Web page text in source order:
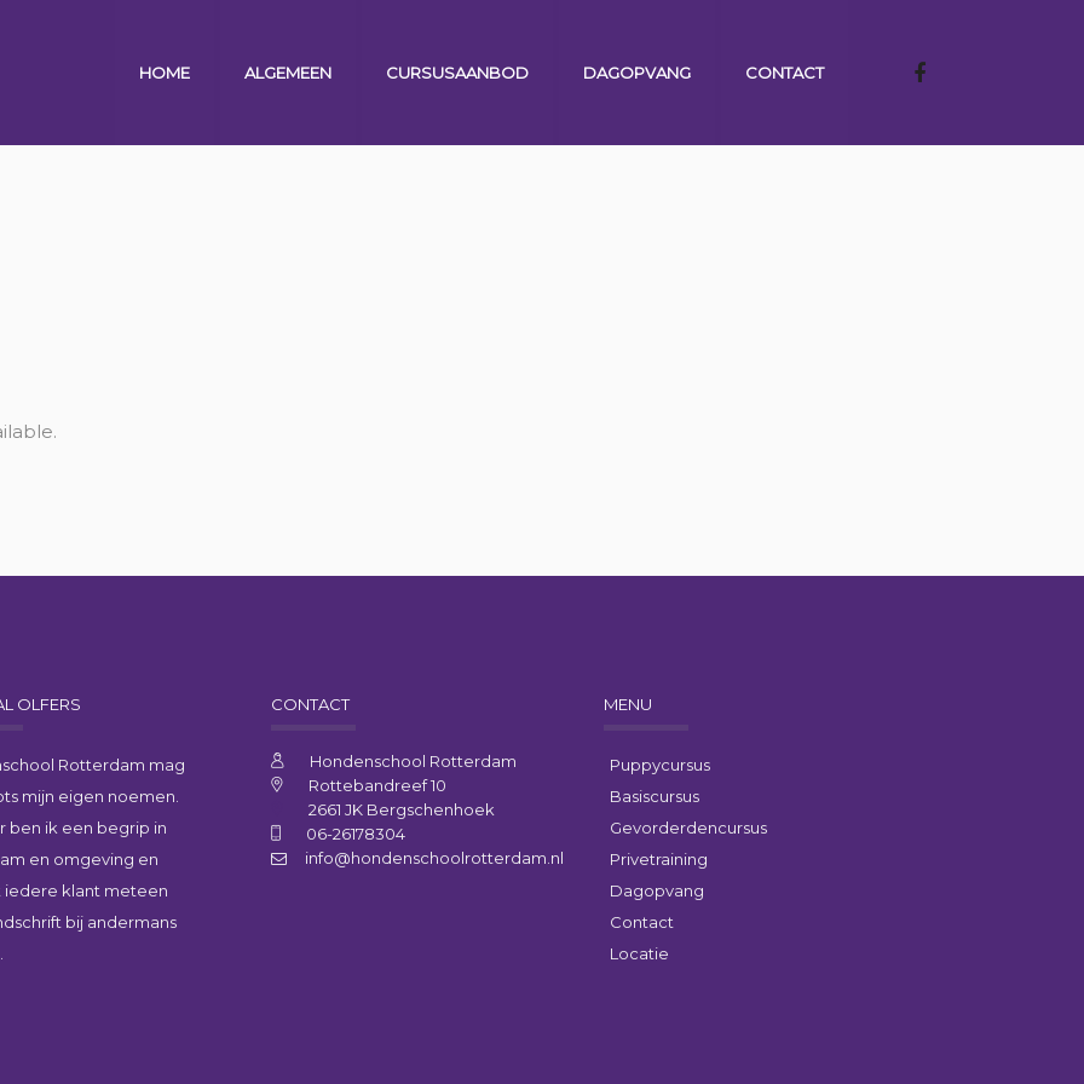
HOME ALGEMEEN CURSUSAANBOD DAGOPVANG CONTACT
OLFERS
Rotterdam mag
mijn eigen noemen.
ben ik een begrip in
en omgeving en
iedere klant meteen
bij andermans
CONTACT
Hondenschool Rotterdam
Rottebandreef 10
2661 JK Bergschenhoek
06-26178304
info@hondenschoolrotterdam.nl
MENU
Puppycursus
Basiscursus
Gevorderdencursus
Privetraining
Dagopvang
Contact
Locatie